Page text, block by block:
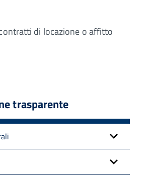
di locazione o affitto
trasparente